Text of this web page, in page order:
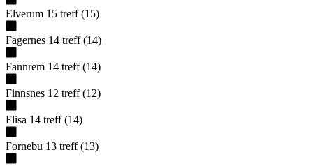
Elverum 15 treff (15)
Fagernes 14 treff (14)
Fannrem 14 treff (14)
Finnsnes 12 treff (12)
Flisa 14 treff (14)
Fornebu 13 treff (13)